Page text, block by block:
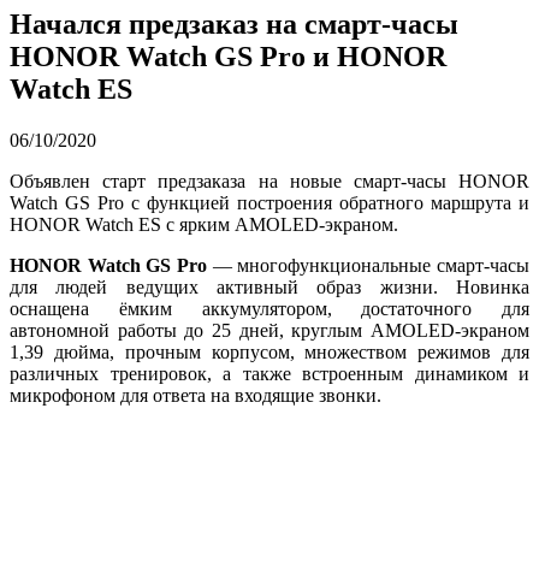
Начался предзаказ на смарт-часы
HONOR Watch GS Pro и HONOR
Watch ES
06/10/2020
Объявлен старт предзаказа на новые смарт-часы HONOR
Watch GS Pro с функцией построения обратного маршрута и
HONOR Watch ES с ярким AMOLED-экраном.
HONOR Watch GS Pro — многофункциональные смарт-часы
для людей ведущих активный образ жизни. Новинка
оснащена ёмким аккумулятором, достаточного для
автономной работы до 25 дней, круглым AMOLED-экраном
1,39 дюйма, прочным корпусом, множеством режимов для
различных тренировок, а также встроенным динамиком и
микрофоном для ответа на входящие звонки.